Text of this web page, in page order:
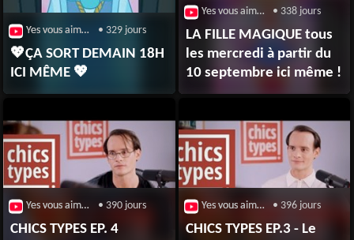
Yes vous aime / Broute • 329 jours
💖ÇA SORT DEMAIN 18H
ICI MÊME 💖
Yes vous aime / Broute • 338 jours
LA FILLE MAGIQUE tous
les mercredi à partir du
10 septembre ici même !
Yes vous aime / Broute • 390 jours
CHICS TYPES EP. 4
Yes vous aime / Broute • 396 jours
CHICS TYPES EP.3 - Le